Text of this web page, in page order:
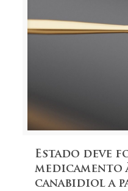
Estado deve
medicamento
canabidiol a